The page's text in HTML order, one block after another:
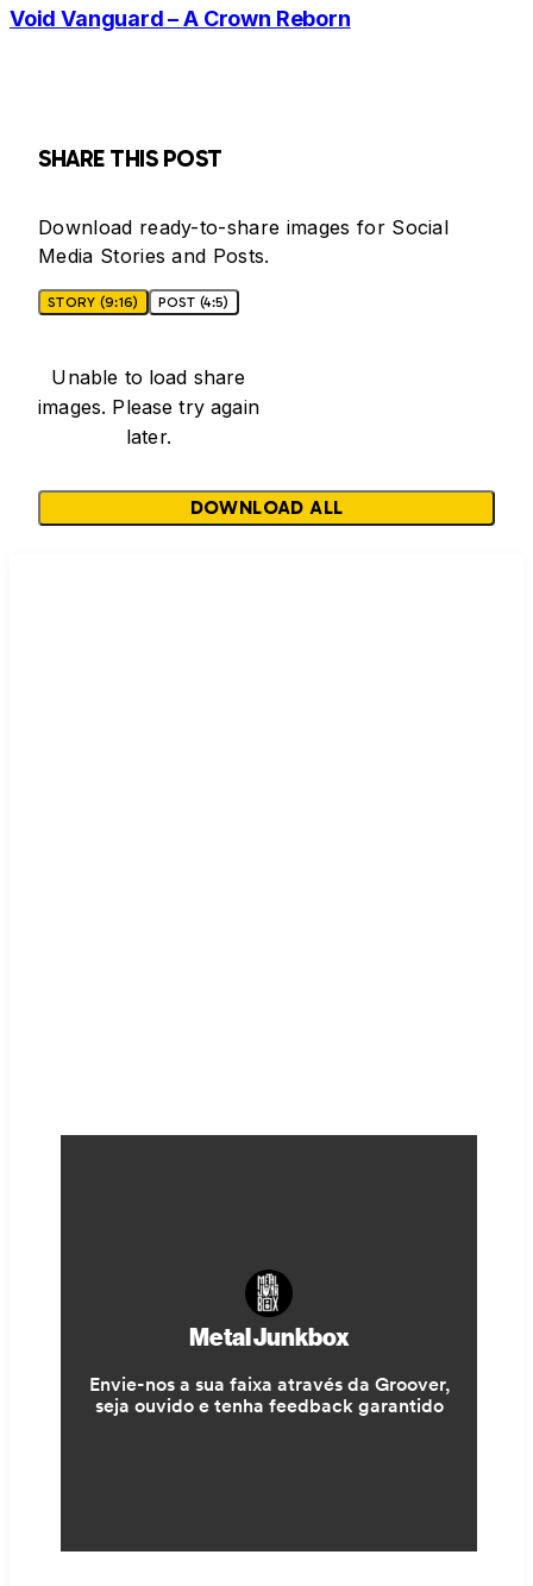
Void Vanguard – A Crown Reborn
SHARE THIS POST
Download ready-to-share images for Social
Media Stories and Posts.
STORY (9:16) POST (4:5)
Unable to load share
images. Please try again
later.
DOWNLOAD ALL